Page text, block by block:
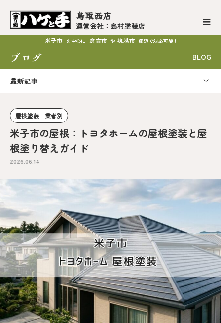
鳥取西店
運営会社：島村塗装店
米子市 を中心に 倉吉市 や 境港市 周辺で対応可能！
ブログ BLOG
最新記事
屋根塗装 業者別
米子市の屋根：トヨタホームの屋根塗装と屋
根塗り替えガイド
2026.06.14